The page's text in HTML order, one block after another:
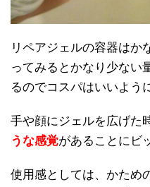
リペアジェルの容器はか
ってみるとかなり少ない
るのでコスパはいいよう
手や顔にジェルを広げた
うな感覚があることにビ
使用感としては、かため